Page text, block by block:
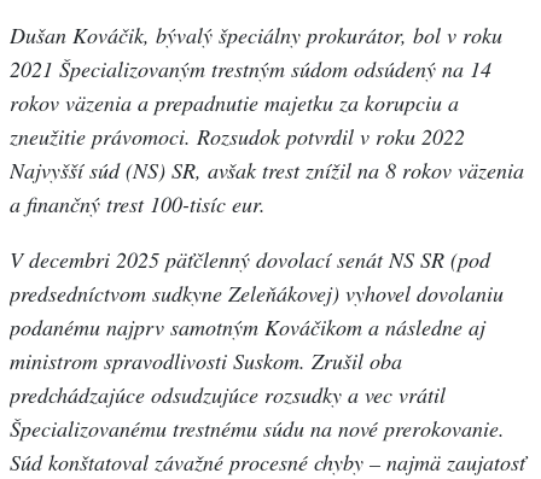
Dušan Kováčik, bývalý špeciálny prokurátor, bol v roku
2021 Špecializovaným trestným súdom odsúdený na 14
rokov väzenia a prepadnutie majetku za korupciu a
zneužitie právomoci. Rozsudok potvrdil v roku 2022
Najvyšší súd (NS) SR, avšak trest znížil na 8 rokov väzenia
a finančný trest 100-tisíc eur.
V decembri 2025 päťčlenný dovolací senát NS SR (pod
predsedníctvom sudkyne Zeleňákovej) vyhovel dovolaniu
podanému najprv samotným Kováčikom a následne aj
ministrom spravodlivosti Suskom. Zrušil oba
predchádzajúce odsudzujúce rozsudky a vec vrátil
Špecializovanému trestnému súdu na nové prerokovanie.
Súd konštatoval závažné procesné chyby – najmä zaujatosť